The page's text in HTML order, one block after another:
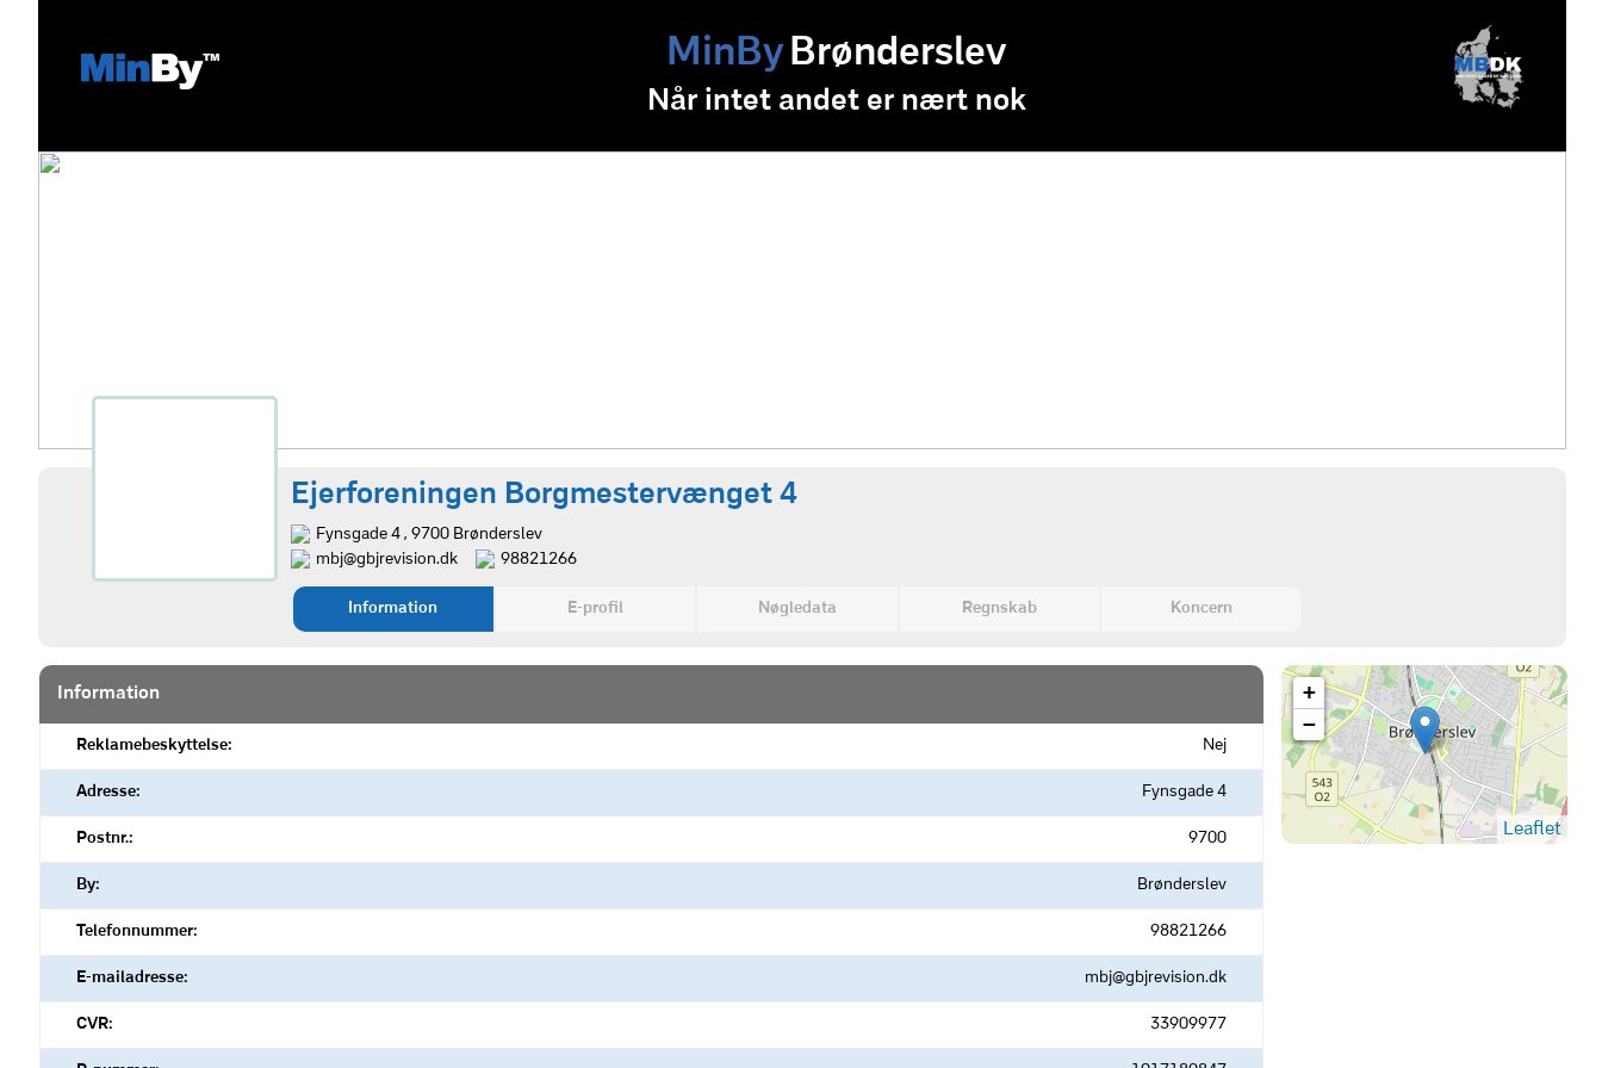
MinByBrønderslev
Når intet andet er nært nok
Ejerforeningen Borgmestervænget 4
Fynsgade 4 , 9700 Brønderslev
mbj@gbjrevision.dk
98821266
Information E-profil Nøgledata Regnskab Koncern
Information
Reklamebeskyttelse: Nej
Adresse: Fynsgade 4
Postnr.: 9700
By: Brønderslev
Telefonnummer: 98821266
E-mailadresse: mbj@gbjrevision.dk
CVR: 33909977
+
−
Leaflet